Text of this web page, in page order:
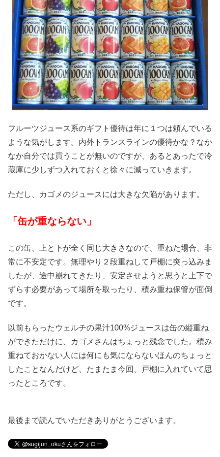
フルーツジュース系のギフト優待は年に１つは頼んでいる
ような気がします。内外トランスラインの優待かな？なか
なか自分では買うことが無いのですが、あるとあったで冷
蔵庫に少しずつ入れておくと徐々に減っていきます。
ただし、カゴメのジュースには大きな欠陥があります。
「缶が重ならない」
この缶、上と下が全く同じ大きさなので、重ねた場合、非
常に不安定です。無理やり２段重ねして戸棚に突っ込みま
したが、途中崩れてきたり、安定させようと思うと上下で
ずらす必要があって場所を取ったり、積み重ね保管が面倒
です。
以前もらったウェルチの果汁100%ジュースは缶の縦重ね
ができただけに、カゴメさんはちょっと残念でした。積み
重ねておかない人には何にも気にならないほんのちょっと
したことなんだけど、たまたま今回、戸棚に入れていて思
ったところです。
最後まで読んでいただきありがとうございます。